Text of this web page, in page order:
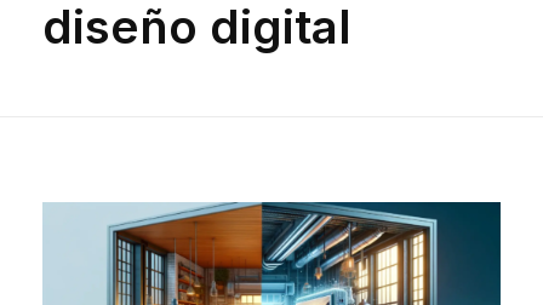
diseño digital